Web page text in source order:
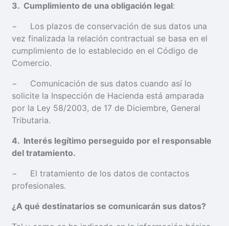
3. Cumplimiento de una obligación legal:
− Los plazos de conservación de sus datos una
vez finalizada la relación contractual se basa en el
cumplimiento de lo establecido en el Código de
Comercio.
− Comunicación de sus datos cuando así lo
solicite la Inspección de Hacienda está amparada
por la Ley 58/2003, de 17 de Diciembre, General
Tributaria.
4. Interés legítimo perseguido por el responsable
del tratamiento.
− El tratamiento de los datos de contactos
profesionales.
¿A qué destinatarios se comunicarán sus datos?